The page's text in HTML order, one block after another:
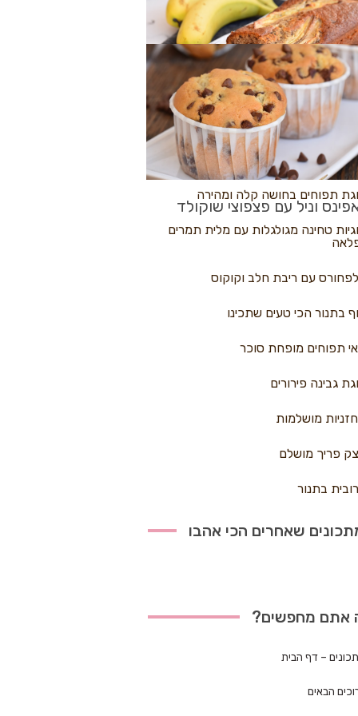
פיצה
בננות
וניל עם פצפוצי שוקולד
נקראים
תפוחים בחושה קלה ומהירה
טחינה מגולגלות עם מלית תמרים
עם ריבת חלב וקוקוס
בתנור הכי טעים שתכינו
תפוחים מופחת סוכר
גבינה פירורים
מושלמות
פריך מושלם
בתנור
שאחרים הכי אהבו
אתם מחפשים?
– דף הבית
הבאים